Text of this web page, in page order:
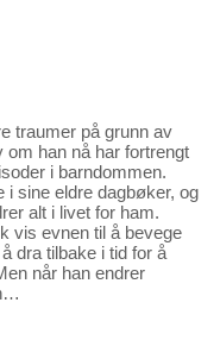
traumer på grunn av
han nå har fortrengt
i barndommen.
i sine eldre dagbøker, og
alt i livet for ham.
vis evnen til å bevege
dra tilbake i tid for å
når han endrer